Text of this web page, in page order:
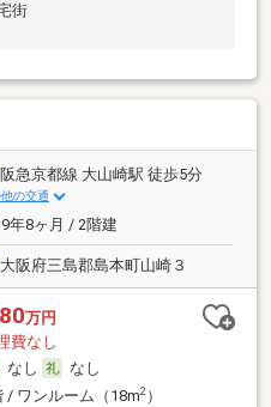
街
阪急京都線 大山崎駅 徒歩5分
の交通
年8ヶ月 / 2階建
大阪府三島郡島本町山崎３
万円
費なし
なし
なし
/ ワンルーム（18m2）